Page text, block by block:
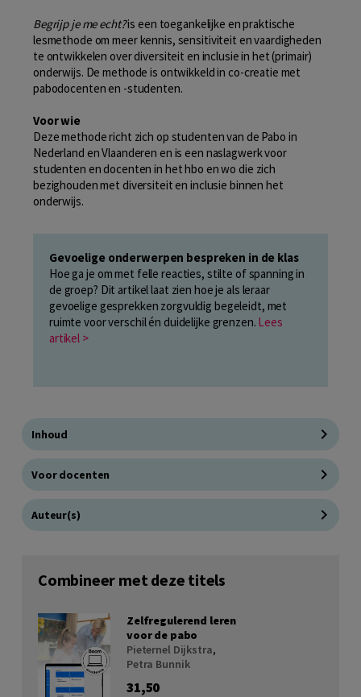
Begrijp je me echt?is een toegankelijke en praktische
lesmethode om meer kennis, sensitiviteit en vaardigheden
te ontwikkelen over diversiteit en inclusie in het (primair)
onderwijs. De methode is ontwikkeld in co-creatie met
pabodocenten en -studenten.
Voor wie
Deze methode richt zich op studenten van de Pabo in
Nederland en Vlaanderen en is een naslagwerk voor
studenten en docenten in het hbo en wo die zich
bezighouden met diversiteit en inclusie binnen het
onderwijs.
Gevoelige onderwerpen bespreken in de klas
Hoe ga je om met felle reacties, stilte of spanning in
de groep? Dit artikel laat zien hoe je als leraar
gevoelige gesprekken zorgvuldig begeleidt, met
ruimte voor verschil én duidelijke grenzen. Lees
artikel >
Inhoud
Voor docenten
Auteur(s)
Combineer met deze titels
Zelfregulerend leren
voor de pabo
Pieternel Dijkstra,
Petra Bunnik
31,50